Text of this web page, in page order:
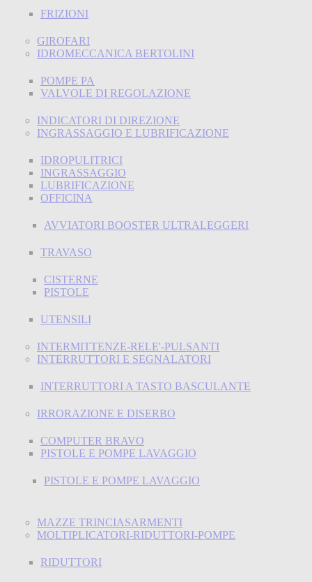
FRIZIONI
GIROFARI
IDROMECCANICA BERTOLINI
POMPE PA
VALVOLE DI REGOLAZIONE
INDICATORI DI DIREZIONE
INGRASSAGGIO E LUBRIFICAZIONE
IDROPULITRICI
INGRASSAGGIO
LUBRIFICAZIONE
OFFICINA
AVVIATORI BOOSTER ULTRALEGGERI
TRAVASO
CISTERNE
PISTOLE
UTENSILI
INTERMITTENZE-RELE'-PULSANTI
INTERRUTTORI E SEGNALATORI
INTERRUTTORI A TASTO BASCULANTE
IRRORAZIONE E DISERBO
COMPUTER BRAVO
PISTOLE E POMPE LAVAGGIO
PISTOLE E POMPE LAVAGGIO
MAZZE TRINCIASARMENTI
MOLTIPLICATORI-RIDUTTORI-POMPE
RIDUTTORI